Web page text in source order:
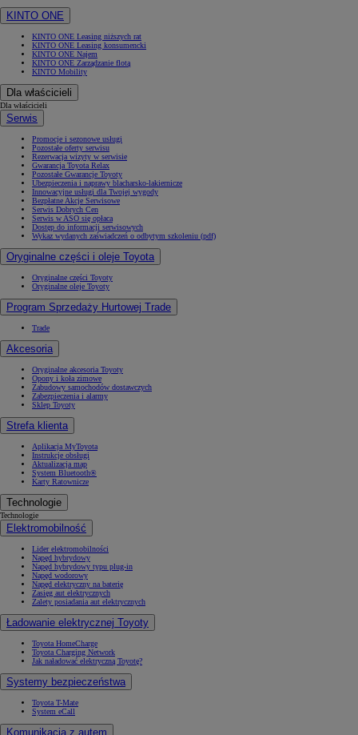
KINTO ONE
KINTO ONE Leasing niższych rat
KINTO ONE Leasing konsumencki
KINTO ONE Najem
KINTO ONE Zarządzanie flotą
KINTO Mobility
Dla właścicieli
Dla właścicieli
Serwis
Promocje i sezonowe usługi
Pozostałe oferty serwisu
Rezerwacja wizyty w serwisie
Gwarancja Toyota Relax
Pozostałe Gwarancje Toyoty
Ubezpieczenia i naprawy blacharsko-lakiernicze
Innowacyjne usługi dla Twojej wygody
Bezpłatne Akcje Serwisowe
Serwis Dobrych Cen
Serwis w ASO się opłaca
Dostęp do informacji serwisowych
Wykaz wydanych zaświadczeń o odbytym szkoleniu (pdf)
Oryginalne części i oleje Toyota
Oryginalne części Toyoty
Oryginalne oleje Toyoty
Program Sprzedaży Hurtowej Trade
Trade
Akcesoria
Oryginalne akcesoria Toyoty
Opony i koła zimowe
Zabudowy samochodów dostawczych
Zabezpieczenia i alarmy
Sklep Toyoty
Strefa klienta
Aplikacja MyToyota
Instrukcje obsługi
Aktualizacja map
System Bluetooth®
Karty Ratownicze
Technologie
Technologie
Elektromobilność
Lider elektromobilności
Napęd hybrydowy
Napęd hybrydowy typu plug-in
Napęd wodorowy
Napęd elektryczny na baterię
Zasięg aut elektrycznych
Zalety posiadania aut elektrycznych
Ładowanie elektrycznej Toyoty
Toyota HomeCharge
Toyota Charging Network
Jak naładować elektryczną Toyotę?
Systemy bezpieczeństwa
Toyota T-Mate
System eCall
Komunikacja z autem